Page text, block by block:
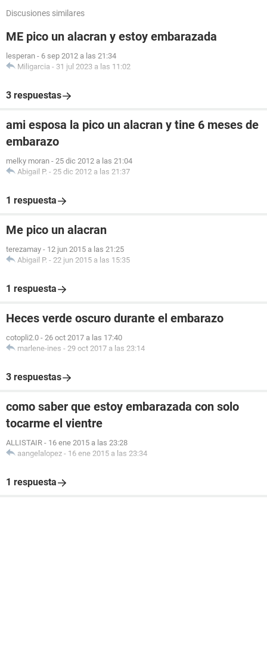
Discusiones similares
ME pico un alacran y estoy embarazada
lesperan - 6 sep 2012 a las 21:34
Miligarcia - 31 jul 2023 a las 11:02
3 respuestas
ami esposa la pico un alacran y tine 6 meses de
embarazo
melky moran - 25 dic 2012 a las 21:04
Abigail P. - 25 dic 2012 a las 21:37
1 respuesta
Me pico un alacran
terezamay - 12 jun 2015 a las 21:25
Abigail P. - 22 jun 2015 a las 15:35
1 respuesta
Heces verde oscuro durante el embarazo
cotopli2.0 - 26 oct 2017 a las 17:40
marlene-ines - 29 oct 2017 a las 23:14
3 respuestas
como saber que estoy embarazada con solo
tocarme el vientre
ALLISTAIR - 16 ene 2015 a las 23:28
aangelalopez - 16 ene 2015 a las 23:34
1 respuesta